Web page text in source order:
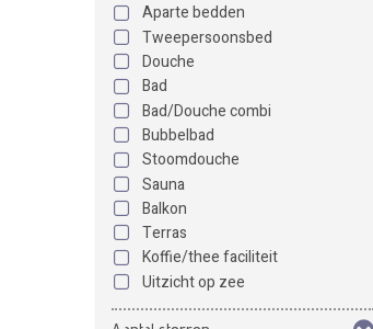
Aparte bedden
Tweepersoonsbed
Douche
Bad
Bad/Douche combi
Bubbelbad
Stoomdouche
Sauna
Balkon
Terras
Koffie/thee faciliteit
Uitzicht op zee